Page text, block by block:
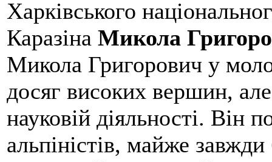
Харківського
Каразіна Микола
Микола Григорович у
досяг високих вершин,
науковій діяльності. Він
альпіністів, майже